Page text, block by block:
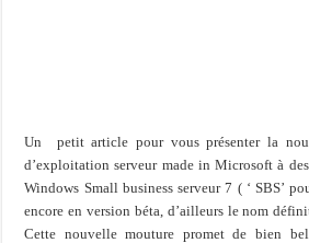
Un petit article pour vous présenter la
d’exploitation serveur made in Microsoft à
Windows Small business serveur 7 ( ‘ SBS’
encore en version béta, d’ailleurs le nom
Cette nouvelle mouture promet de bien